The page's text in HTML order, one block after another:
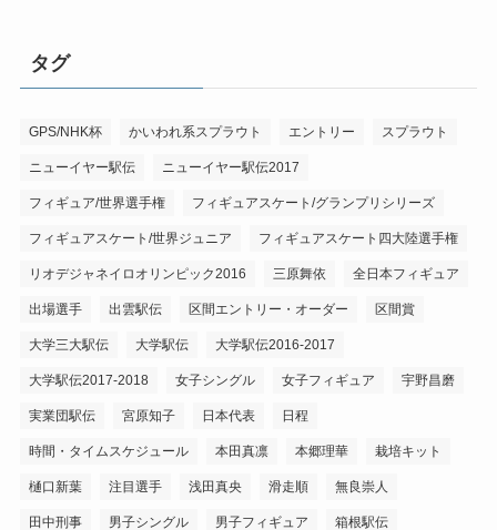
タグ
GPS/NHK杯 かいわれ系スプラウト エントリー スプラウト
ニューイヤー駅伝 ニューイヤー駅伝2017
フィギュア/世界選手権 フィギュアスケート/グランプリシリーズ
フィギュアスケート/世界ジュニア フィギュアスケート四大陸選手権
リオデジャネイロオリンピック2016 三原舞依 全日本フィギュア
出場選手 出雲駅伝 区間エントリー・オーダー 区間賞
大学三大駅伝 大学駅伝 大学駅伝2016-2017
大学駅伝2017-2018 女子シングル 女子フィギュア 宇野昌磨
実業団駅伝 宮原知子 日本代表 日程
時間・タイムスケジュール 本田真凛 本郷理華 栽培キット
樋口新葉 注目選手 浅田真央 滑走順 無良崇人
田中刑事 男子シングル 男子フィギュア 箱根駅伝